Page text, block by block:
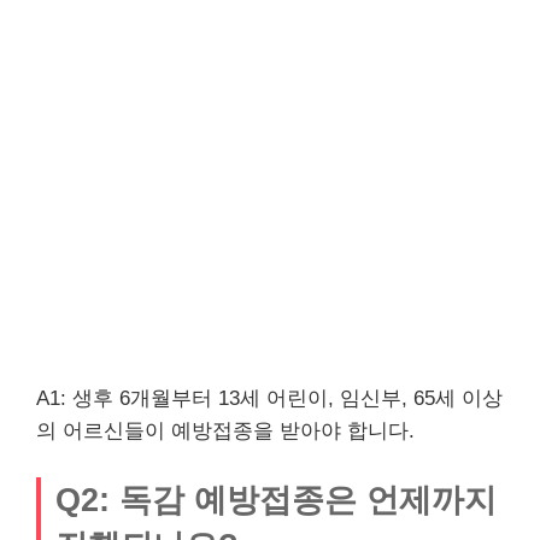
A1: 생후 6개월부터 13세 어린이, 임신부, 65세 이상
의 어르신들이 예방접종을 받아야 합니다.
Q2: 독감 예방접종은 언제까지